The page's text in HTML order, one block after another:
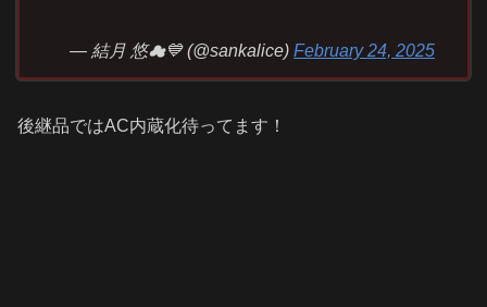
— 結月 悠☁💙 (@sankalice) February 24, 2025
後継品ではAC内蔵化待ってます！